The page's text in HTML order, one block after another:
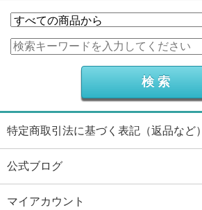
特定商取引法に基づく表記（返品など）
公式ブログ
マイアカウント